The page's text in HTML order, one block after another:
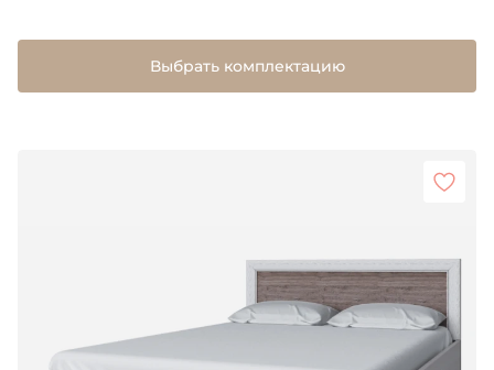
Выбрать комплектацию